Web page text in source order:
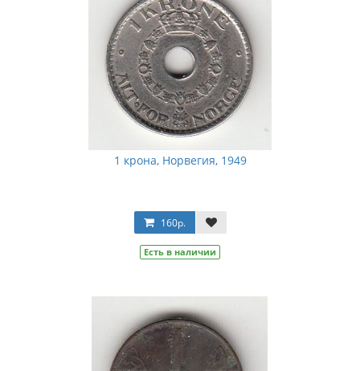
1 крона, Норвегия, 1949
160р.
Есть в наличии